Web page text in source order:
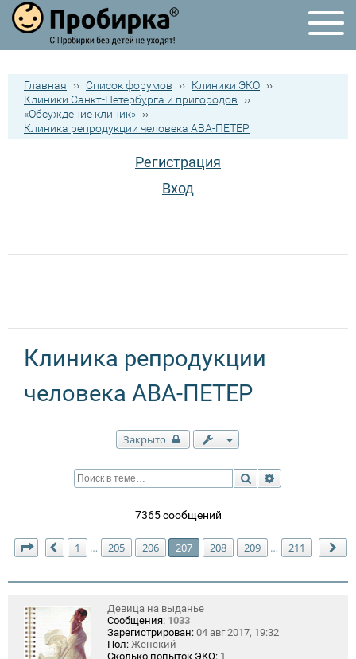
Главная ›› Список форумов ›› Клиники ЭКО ››
Клиники Санкт-Петербурга и пригородов
››
«Обсуждение клиник» ››
Клиника репродукции человека АВА-ПЕТЕР
Регистрация
Вход
Клиника репродукции
человека АВА-ПЕТЕР
Закрыто
Поиск
7365 сообщений
Страница 207 из211
Пред.
1 … 205 206 207 208 209 … 211
Девица на выданье
Сообщения: 1033
Зарегистрирован: 04 авг 2017, 19:32
Пол: Женский
Сколько попыток ЭКО: 1